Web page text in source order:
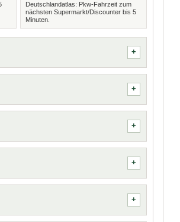
Deutschlandatlas: Pkw-Fahrzeit zum
nächsten Supermarkt/Discounter bis 5
Minuten.